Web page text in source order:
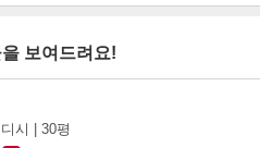
보여드려요!
시 | 30평